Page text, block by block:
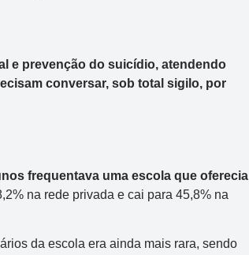
e prevenção do suicídio, atendendo
conversar, sob total sigilo, por
frequentava uma escola que oferecia
na rede privada e cai para 45,8% na
da escola era ainda mais rara, sendo